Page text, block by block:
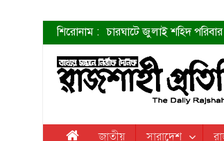
শিরোনাম : চারঘাটে জুলাই শহিদ
শহীদদের প্রত্যাশা এখনো
ত্বক ভালো রাখতে যে ৫ কাজ
জুলাই স্মৃতি জাদুঘরের দুয়ার
শাহরুখের নতুন সিনেমার লুক
কোয়ার্টার ফাইনালে নেইমারের
ডেনিস লিয়ামিন রাশিয়ার
জাতীয় সারাদেশ